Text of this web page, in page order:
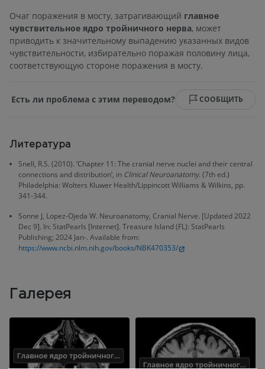
Очаг поражения в мосту, затрагивающий главное
чувствительное ядро тройничного нерва, может
приводить к значительному выпадению указанных видов
чувствительности, избирательно поражая половину лица,
соответствующую стороне поражения в мосту.
Есть ли проблема с этим переводом? СООБЩИТЬ
Литература
Snell, R.S. (2010). ‘Chapter 11: The cranial nerve nuclei and their central
connections and distribution’, in Clinical Neuroanatomy. (7th ed.)
Philadelphia: Wolters Kluwer Health/Lippincott Williams & Wilkins, pp.
341-344.
Sonne J, Lopez-Ojeda W. Neuroanatomy, Cranial Nerve. [Updated 2022
Dec 9]. In: StatPearls [Internet]. Treasure Island (FL): StatPearls
Publishing; 2024 Jan-. Available from:
https://www.ncbi.nlm.nih.gov/books/NBK470353/
Галерея